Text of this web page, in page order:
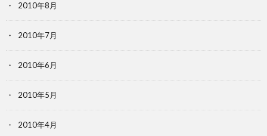
2010年8月
2010年7月
2010年6月
2010年5月
2010年4月